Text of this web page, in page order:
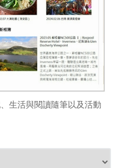
生活與閱讀隨筆以及活動